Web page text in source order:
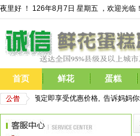
夜里好 ！ 126年8月7日 星期五 ，欢迎光临！
首页 鲜花 蛋糕
在预定即享受优惠价格,  告诉妈妈你爱